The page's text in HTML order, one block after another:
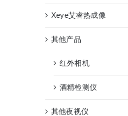
Xeye艾睿热成像
其他产品
红外相机
酒精检测仪
其他夜视仪